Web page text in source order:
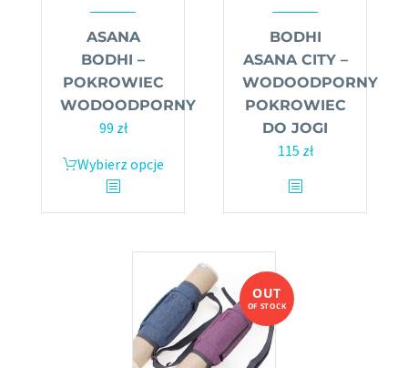
ASANA
BODHI –
POKROWIEC
WODOODPORNY
99 zł
Wybierz opcje
Ten
produkt
ma
wariantów.
można
wybrać
BODHI
ASANA CITY –
WODOODPORNY
POKROWIEC
DO JOGI
115 zł
Ten
produkt
OUT
OF STOCK